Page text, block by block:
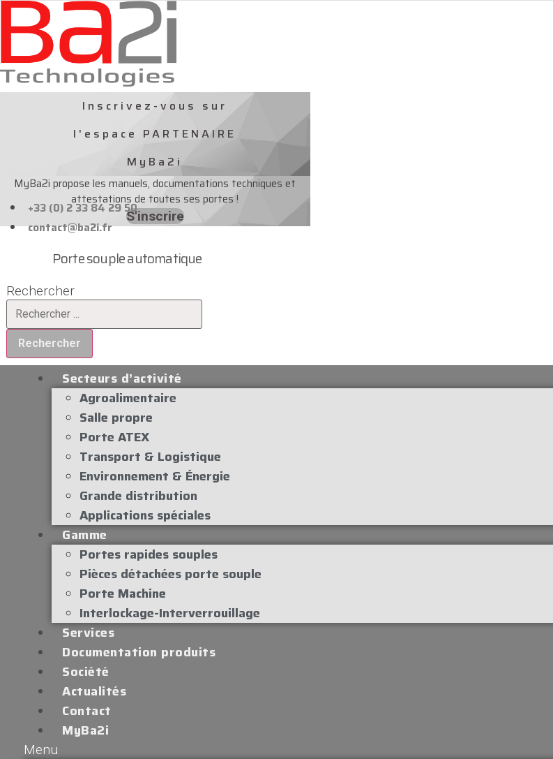
Aller
au
contenu
Inscrivez-vous sur
l'espace PARTENAIRE
MyBa2i
MyBa2i propose les manuels, documentations techniques et
attestations de toutes ses portes !
S'inscrire
+33 (0) 2 33 84 29 50
contact@ba2i.fr
Porte souple automatique
Rechercher
Rechercher
Secteurs d’activité
Agroalimentaire
Salle propre
Porte ATEX
Transport & Logistique
Environnement & Énergie
Grande distribution
Applications spéciales
Gamme
Portes rapides souples
Pièces détachées porte souple
Porte Machine
Interlockage-Interverrouillage
Services
Documentation produits
Société
Actualités
Contact
MyBa2i
Menu